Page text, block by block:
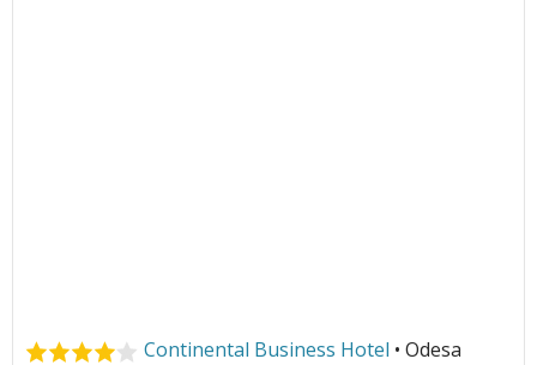
Continental Business Hotel • Odesa